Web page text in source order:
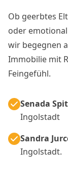
Ob geerbtes
oder
wir begegnen
Immobilie mit
Feingefühl.
Senada
Ingolstadt
Sandra
Ingolstadt.